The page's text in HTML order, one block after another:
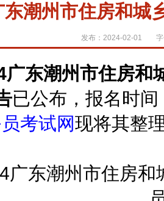
潮州市住房和城
发布：2024-02-01
广东潮州市住房和
已公布， 报名时间
考试网现将其整
潮州市住房和